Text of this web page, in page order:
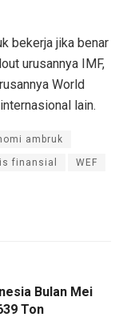
bekerja jika benar
urusannya IMF,
World
lain.
ambruk
finansial WEF
Bulan Mei
Ton